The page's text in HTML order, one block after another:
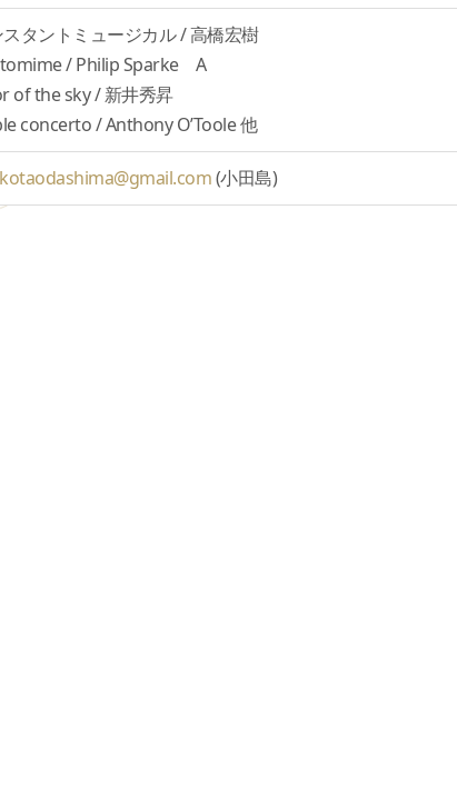
スタントミュージカル / 高橋宏樹
/ Philip Sparke A
of the sky / 新井秀昇
concerto / Anthony O’Toole 他
(小田島)